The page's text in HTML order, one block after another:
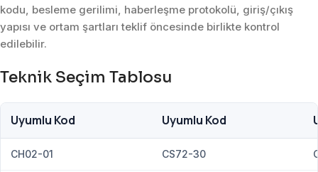
kodu, besleme gerilimi, haberleşme protokolü, giriş/çıkış
yapısı ve ortam şartları teklif öncesinde birlikte kontrol
edilebilir.
Teknik Seçim Tablosu
Uyumlu Kod Uyumlu Kod
CH02-01 CS72-30